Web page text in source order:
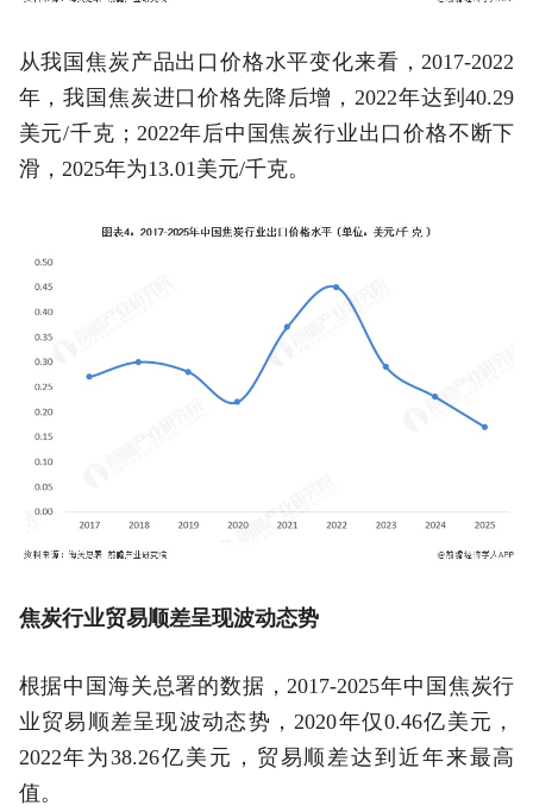
从我国焦炭产品出口价格水平变化来看，2017-2022
年，我国焦炭进口价格先降后增，2022年达到40.29
美元/千克；2022年后中国焦炭行业出口价格不断下
滑，2025年为13.01美元/千克。
焦炭行业贸易顺差呈现波动态势
根据中国海关总署的数据，2017-2025年中国焦炭行
业贸易顺差呈现波动态势，2020年仅0.46亿美元，
2022年为38.26亿美元，贸易顺差达到近年来最高
值。